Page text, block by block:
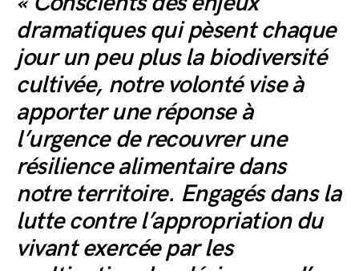
dramatiques qui pèsent chaque
jour un peu plus la biodiversité
cultivée, notre volonté vise à
apporter une réponse à
l’urgence de recouvrer une
résilience alimentaire dans
notre territoire. Engagés dans la
lutte contre l’appropriation du
vivant exercée par les